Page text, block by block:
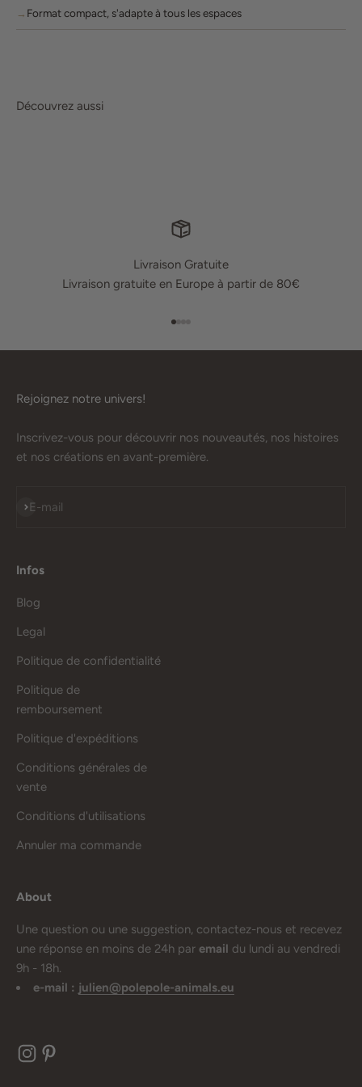
Format compact, s'adapte à tous les espaces
Découvrez aussi
Livraison Gratuite
Livraison gratuite en Europe à partir de 80€
Rejoignez notre univers!
Inscrivez-vous pour découvrir nos nouveautés, nos histoires
et nos créations en avant-première.
E-mail
S'inscrire
Infos
Blog
Legal
Politique de confidentialité
Politique de
remboursement
Politique d'expéditions
Conditions générales de
vente
Conditions d'utilisations
Annuler ma commande
About
Une question ou une suggestion, contactez-nous et recevez
une réponse en moins de 24h par email du lundi au vendredi
9h - 18h.
e-mail : julien@polepole-animals.eu